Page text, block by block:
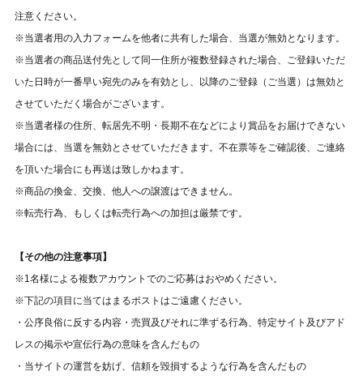
注意ください。
※当選者用の入力フォームを他者に共有した場合、当選が無効となります。
※当選者の商品送付先として同一住所が複数登録された場合、ご登録いただ
いた日時が一番早い宛先のみを有効とし、以降のご登録（ご当選）は無効と
させていただく場合がございます。
※当選者様の住所、転居先不明・長期不在などにより賞品をお届けできない
場合には、当選を無効とさせていただきます。不在票等をご確認後、ご連絡
を頂いた場合にも再送は致しかねます。
※商品の換金、交換、他人への譲渡はできません。
※転売行為、もしくは転売行為への加担は厳禁です。
【その他の注意事項】
※1名様による複数アカウントでのご応募はおやめください。
※下記の項目に当てはまるポストはご遠慮ください。
・公序良俗に反する内容・売買及びそれに準ずる行為、特定サイト及びアド
レスの掲示や宣伝行為の意味を含んだもの
・当サイトの運営を妨げ、信頼を毀損するような行為を含んだもの